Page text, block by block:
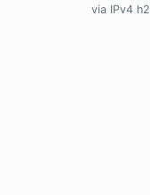
via IPv4 h2